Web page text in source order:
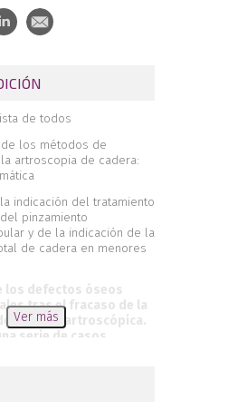
de todos
los métodos de
artroscopia de cadera:
indicación del tratamiento
pinzamiento
y de la indicación de la
de cadera en menores
los defectos óseos
tras el fracaso de la
Bankart artroscópica.
serie de casos
inestabilidad lateral de
Ver más